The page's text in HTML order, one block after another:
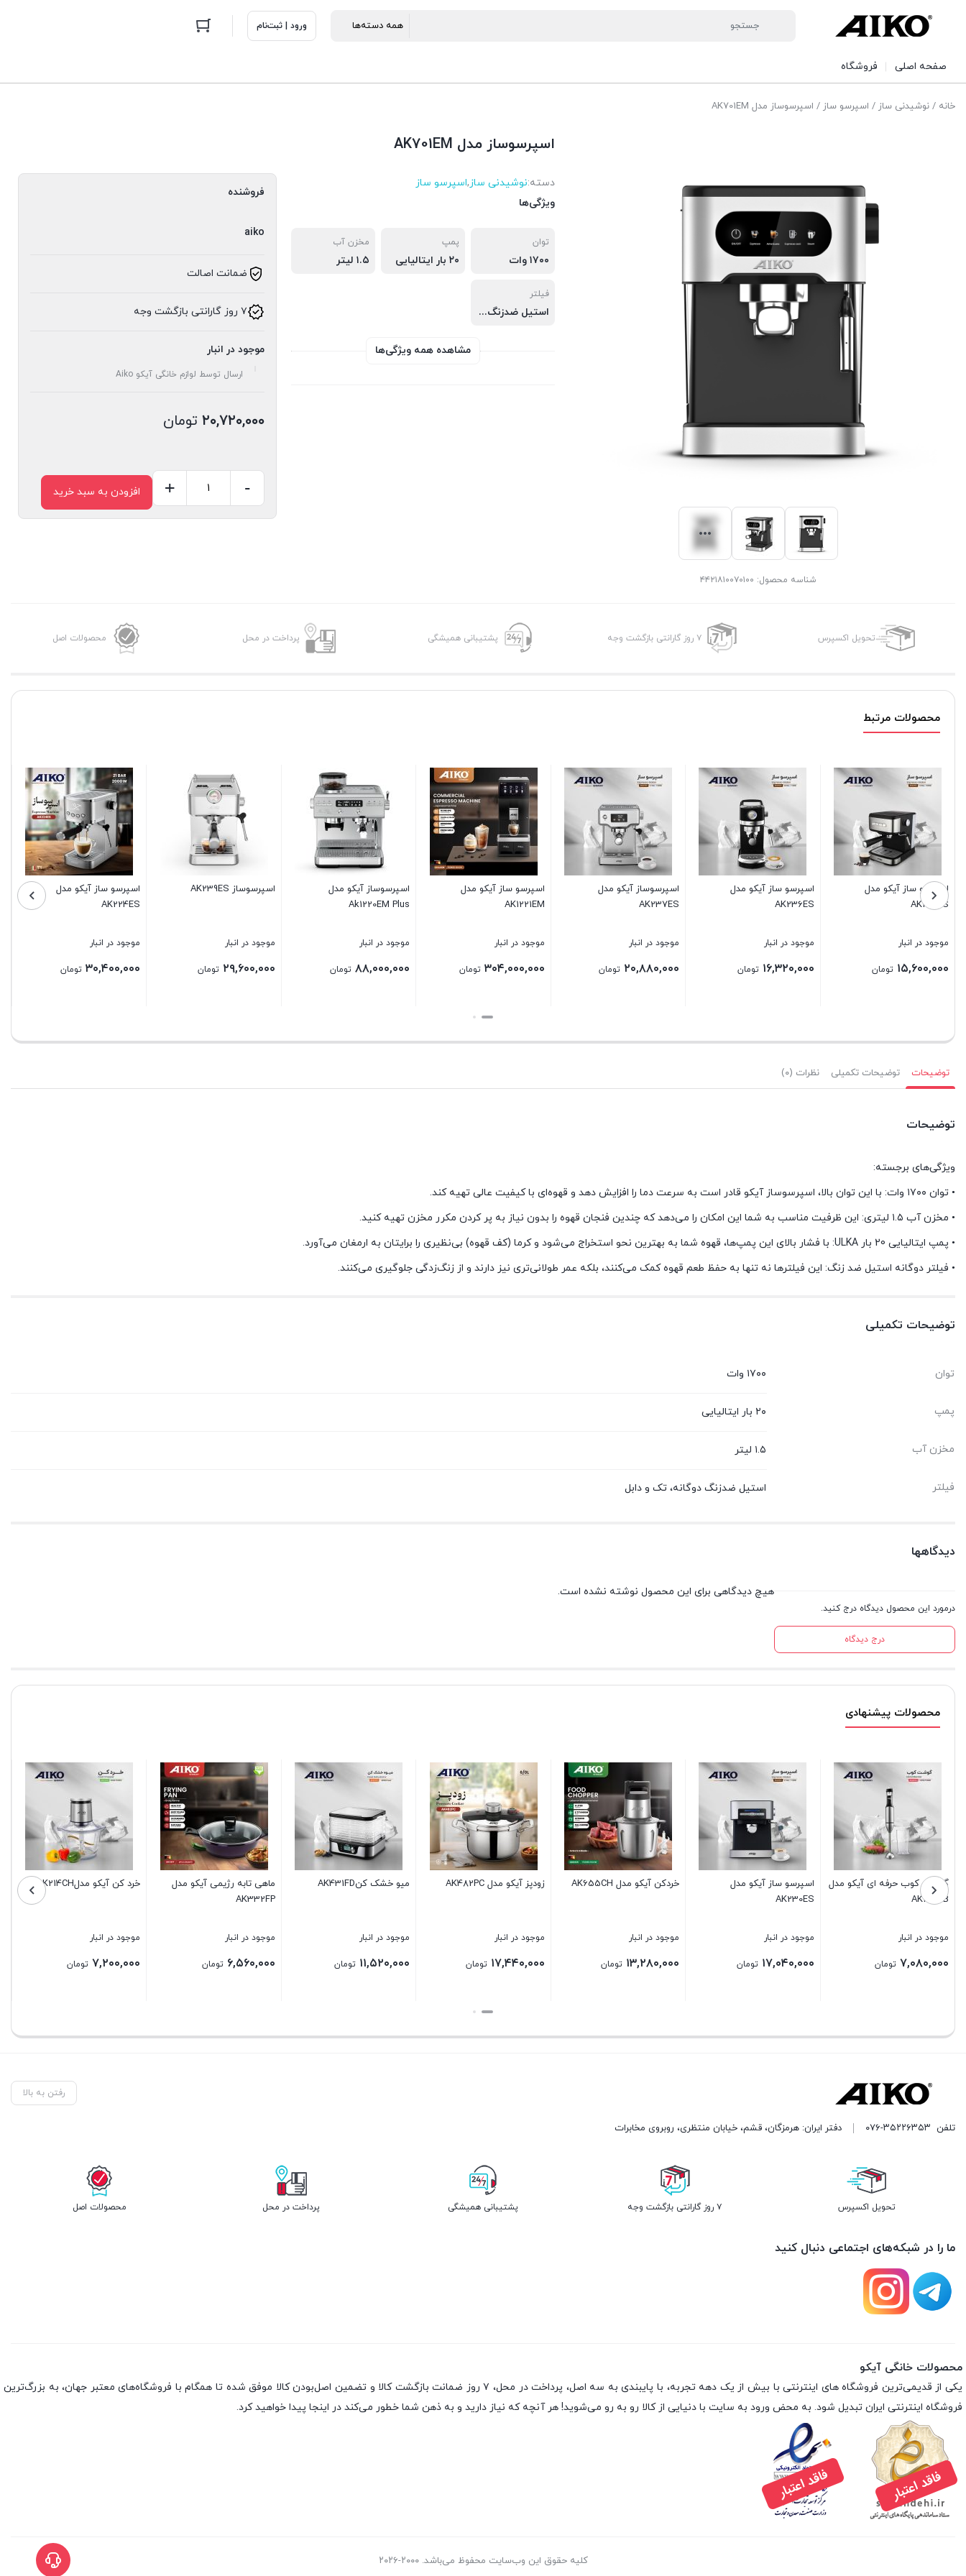
ورود | ثبت‌نام
صفحه اصلی فروشگاه
خانه / نوشیدنی ساز / اسپرسو ساز / اسپرسوساز مدل AK701EM
شناسه محصول: ۴۴۲۱۸۱۰۰۷۰۱۰۰
اسپرسوساز مدل AK701EM
دسته:نوشیدنی ساز,اسپرسو ساز
ویژگی‌ها
توان
۱۷۰۰ وات
پمپ
۲۰ بار ایتالیایی
مخزن آب
۱.۵ لیتر
فیلتر
استیل ضدزنگ دوگانه، تک و دابل
مشاهده همه ویژگی‌ها
فروشنده
aiko
ضمانت اصالت
۷ روز گارانتی بازگشت وجه
موجود در انبار
ارسال توسط لوازم خانگی آیکو Aiko
۲۰,۷۲۰,۰۰۰ تومان
مدل
-
+ افزودن به سبد خرید
تحویل اکسپرس ۷ روز گارانتی بازگشت وجه پشتیبانی همیشگی پرداخت در محل محصولات اصل
محصولات مرتبط
اسپرسوساز آیکو مدل
AK237ES
موجود در انبار
۲۰,۸۸۰,۰۰۰ تومان
اسپرسو ساز آیکو مدل
AK1221EM
موجود در انبار
۳۰۴,۰۰۰,۰۰۰
اسپرسوساز آیکو مدل
Ak1220EM Plus
موجود در انبار
۸۸,۰۰۰,۰۰۰ تومان
اسپرسوساز AK239ES
موجود در انبار
۲۹,۶۰۰,۰۰۰ تومان
اسپرسو ساز آیکو مدل
AK224ES
موجود در انبار
۳۰,۴۰۰,۰۰۰ تومان
اسپرسو ساز آیکو مدل
موجود در انبار
۱۷,۰۴۰,۰۰۰ تومان
اسپرسو ساز آیکو مدل
AK223ES
موجود در انبار
۱۶,۳۲۰,۰۰۰ تومان
توضیحات توضیحات تکمیلی نظرات (۰)
توضیحات
ویژگی‌های برجسته:
• توان ۱۷۰۰ وات: با این توان بالا، اسپرسوساز آیکو قادر است به سرعت دما را افزایش دهد و قهوه‌ای با کیفیت عالی تهیه کند.
• مخزن آب ۱.۵ لیتری: این ظرفیت مناسب به شما این امکان را می‌دهد که چندین فنجان قهوه را بدون نیاز به پر کردن مکرر مخزن تهیه کنید.
• پمپ ایتالیایی 20 بار ULKA: با فشار بالای این پمپ‌ها، قهوه شما به بهترین نحو استخراج می‌شود و کرما (کف قهوه) بی‌نظیری را برایتان به ارمغان می‌آورد.
• فیلتر دوگانه استیل ضد زنگ: این فیلترها نه تنها به حفظ طعم قهوه کمک می‌کنند، بلکه عمر طولانی‌تری نیز دارند و از زنگ‌زدگی جلوگیری می‌کنند.
توضیحات تکمیلی
توان ۱۷۰۰ وات
پمپ ۲۰ بار ایتالیایی
مخزن آب ۱.۵ لیتر
فیلتر استیل ضدزنگ دوگانه، تک و دابل
دیدگاهها
درمورد این محصول دیدگاه درج کنید.
درج دیدگاه
هیچ دیدگاهی برای این محصول نوشته نشده است.
محصولات پیشنهادی
خردکن آیکو مدل AK655CH
موجود در انبار
۱۳,۲۸۰,۰۰۰
زودپز آیکو مدل AK482PC
موجود در انبار
۱۷,۴۴۰,۰۰۰
میو خشک کنAK431FD
موجود در انبار
۱۱,۵۲۰,۰۰۰ تومان
ماهی تابه رژیمی آیکو مدل
موجود در انبار
۶,۵۶۰,۰۰۰ تومان
خرد کن آیکو مدلAK214CH
موجود در انبار
۷,۲۰۰,۰۰۰ تومان
اسپرسوساز AK238EM
موجود در انبار ۵
۲۶,۲۴۰,۰۰۰
سرخ کن آیکو مدل AK624FR
موجود در انبار
۲۷,۸۴۰,۰۰۰
رفتن به بالا
تلفن ۰۷۶-۳۵۲۲۶۳۵۳ دفتر ایران: هرمزگان، قشم، خیابان منتظری، روبروی مخابرات
تحویل اکسپرس ۷ روز گارانتی بازگشت وجه پشتیبانی همیشگی پرداخت در محل محصولات اصل
ما را در شبکه‌های اجتماعی دنبال کنید
محصولات خانگی آیکو
یکی از قدیمی‌ترین فروشگاه های اینترنتی با بیش از یک دهه تجربه، با پایبندی به سه اصل، پرداخت در محل، ۷ روز ضمانت بازگشت کالا و تضمین اصل‌بودن کالا موفق شده تا همگام با فروشگاه‌های معتبر جهان، به بزرگ‌ترین
فروشگاه اینترنتی ایران تبدیل شود. به محض ورود به سایت با دنیایی از کالا رو به رو می‌شوید! هر آنچه که نیاز دارید و به ذهن شما خطور می‌کند در اینجا پیدا خواهید کرد.
کلیه حقوق این وب‌سایت محفوظ می‌باشد. ۲۰۰۰-۲۰۲۶